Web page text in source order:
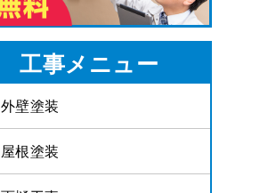
工事メニュー
外壁塗装
屋根塗装